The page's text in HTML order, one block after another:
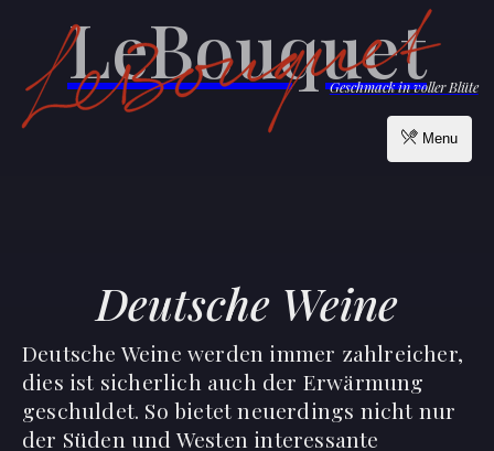
Menu
LeBouquet
Geschmack in voller Blüte
Deutsche Weine
Deutsche Weine werden immer zahlreicher,
dies ist sicherlich auch der Erwärmung
geschuldet. So bietet neuerdings nicht nur
der Süden und Westen interessante